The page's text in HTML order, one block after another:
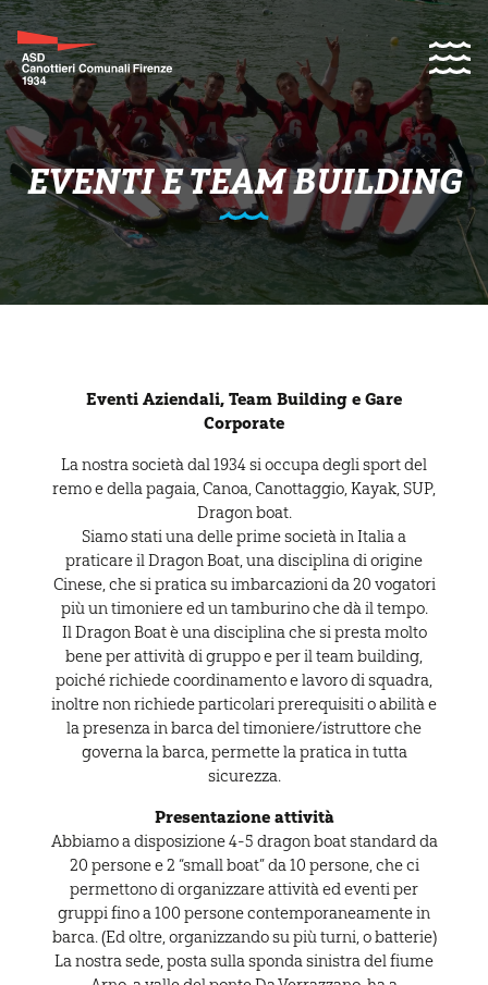
EVENTI E TEAM BUILDING
Eventi Aziendali, Team Building e Gare
Corporate
La nostra società dal 1934 si occupa degli sport del
remo e della pagaia, Canoa, Canottaggio, Kayak, SUP,
Dragon boat.
Siamo stati una delle prime società in Italia a
praticare il Dragon Boat, una disciplina di origine
Cinese, che si pratica su imbarcazioni da 20 vogatori
più un timoniere ed un tamburino che dà il tempo.
Il Dragon Boat è una disciplina che si presta molto
bene per attività di gruppo e per il team building,
poiché richiede coordinamento e lavoro di squadra,
inoltre non richiede particolari prerequisiti o abilità e
la presenza in barca del timoniere/istruttore che
governa la barca, permette la pratica in tutta
sicurezza.
Presentazione attività
Abbiamo a disposizione 4-5 dragon boat standard da
20 persone e 2 “small boat” da 10 persone, che ci
permettono di organizzare attività ed eventi per
gruppi fino a 100 persone contemporaneamente in
barca. (Ed oltre, organizzando su più turni, o batterie)
La nostra sede, posta sulla sponda sinistra del fiume